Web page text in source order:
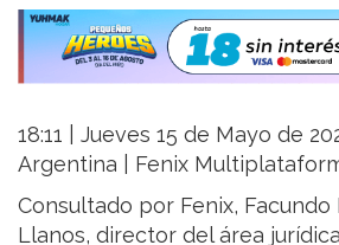
18:11 | Jueves 15 de Mayo de
Argentina | Fenix
Consultado por Fenix, Facundo
Llanos, director del área